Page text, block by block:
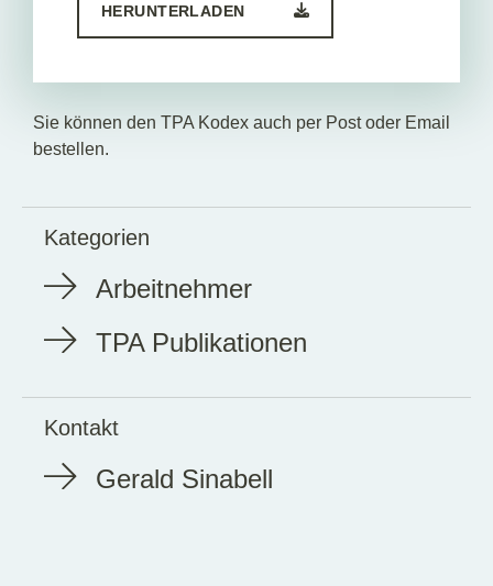
HERUNTERLADEN
Sie können den TPA Kodex auch per Post oder Email
bestellen.
Kategorien
Arbeitnehmer
TPA Publikationen
Kontakt
Gerald Sinabell